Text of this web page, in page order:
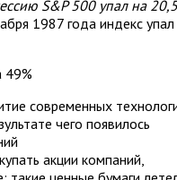
S&P 500 упал на
1987 года индекс
49%
современных
чего появилось
акции компаний,